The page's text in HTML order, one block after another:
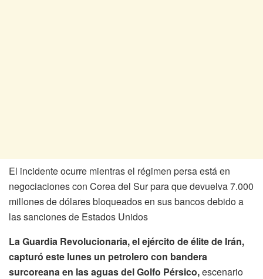
El incidente ocurre mientras el régimen persa está en
negociaciones con Corea del Sur para que devuelva 7.000
millones de dólares bloqueados en sus bancos debido a
las sanciones de Estados Unidos
La Guardia Revolucionaria, el ejército de élite de Irán,
capturó este lunes un petrolero con bandera
surcoreana en las aguas del Golfo Pérsico,escenario